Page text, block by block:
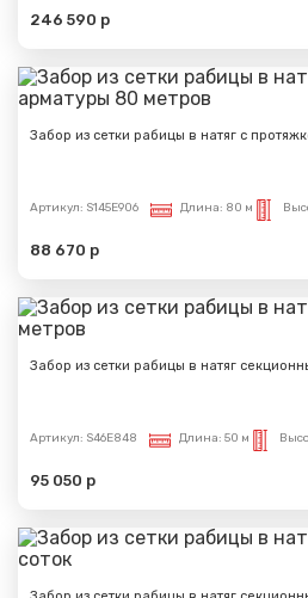
246 590 р
Забор из сетки рабицы в натяг с
Артикул: S145E906 Длина: 80 м
88 670 р
Забор из сетки рабицы в натяг
Артикул: S46E848 Длина: 50 м
95 050 р